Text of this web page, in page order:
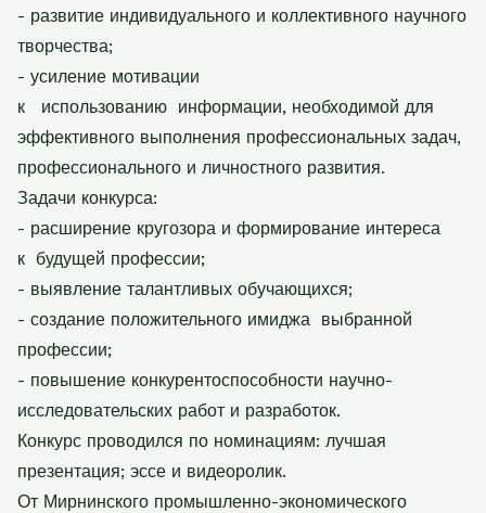
- развитие индивидуального и коллективного научного
творчества;
- усиление мотивации
к использованию информации, необходимой для
эффективного выполнения профессиональных задач,
профессионального и личностного развития.
Задачи конкурса:
- расширение кругозора и формирование интереса
к будущей профессии;
- выявление талантливых обучающихся;
- создание положительного имиджа выбранной
профессии;
- повышение конкурентоспособности научно-
исследовательских работ и разработок.
Конкурс проводился по номинациям: лучшая
презентация; эссе и видеоролик.
От Мирнинского промышленно-экономического